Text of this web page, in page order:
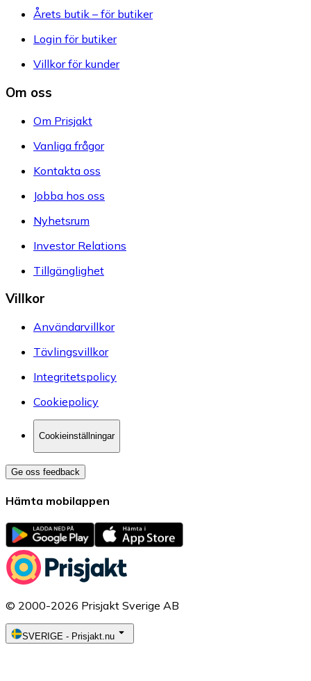
Årets butik – för butiker
Login för butiker
Villkor för kunder
Om oss
Om Prisjakt
Vanliga frågor
Kontakta oss
Jobba hos oss
Nyhetsrum
Investor Relations
Tillgänglighet
Villkor
Användarvillkor
Tävlingsvillkor
Integritetspolicy
Cookiepolicy
Cookieinställningar
Ge oss feedback
Hämta mobilappen
© 2000-2026 Prisjakt Sverige AB
SVERIGE - Prisjakt.nu